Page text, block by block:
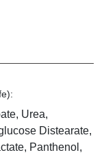
Urea,
Distearate,
Panthenol,